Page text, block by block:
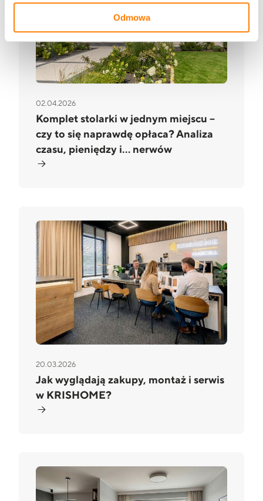
Odmowa
02.04.2026
Komplet stolarki w jednym miejscu –
czy to się naprawdę opłaca? Analiza
czasu, pieniędzy i… nerwów
20.03.2026
Jak wyglądają zakupy, montaż i serwis
w KRISHOME?